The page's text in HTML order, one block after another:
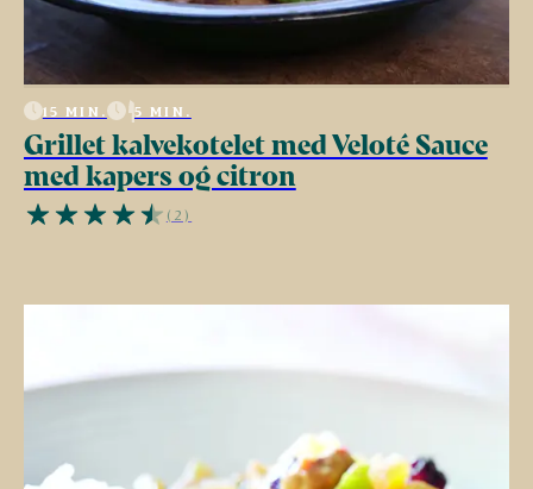
15 MIN. 5 MIN.
Grillet kalvekotelet med Veloté Sauce
med kapers og citron
(2)